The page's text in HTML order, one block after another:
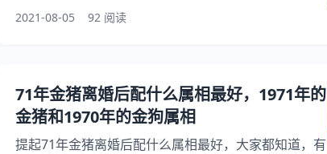
想问71年阴历12月16日出生属猪一生命运，你知道这是
怎么回事？其实农历年腊月十六生的人的天意什么样，
您的命重为4.9两金 [性巧精神仓库财禄之命]此命推来福
不轻，自成自立显门庭。
2021-08-05 92 阅读
71年金猪离婚后配什么属相最好，1971年的
金猪和1970年的金狗属相
提起71年金猪离婚后配什么属相最好，大家都知道，有